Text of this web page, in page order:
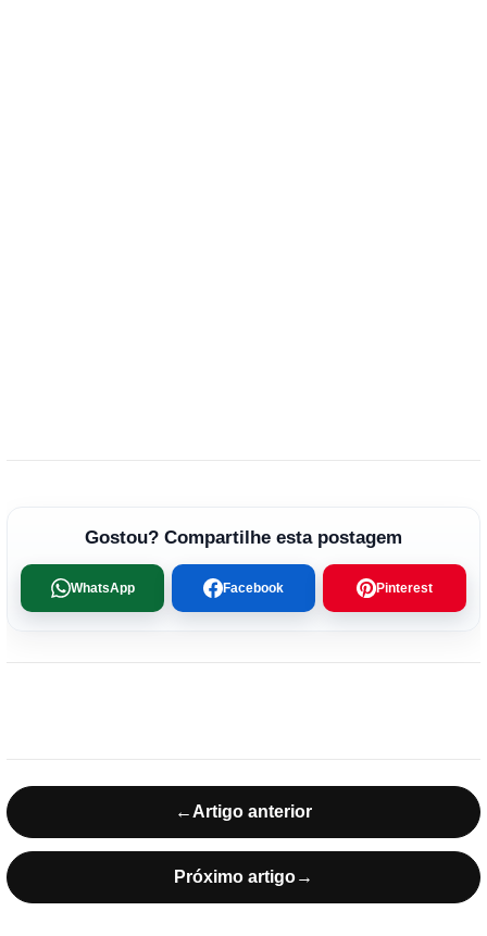
Gostou? Compartilhe esta postagem
WhatsApp Facebook Pinterest
← Artigo anterior
Próximo artigo→